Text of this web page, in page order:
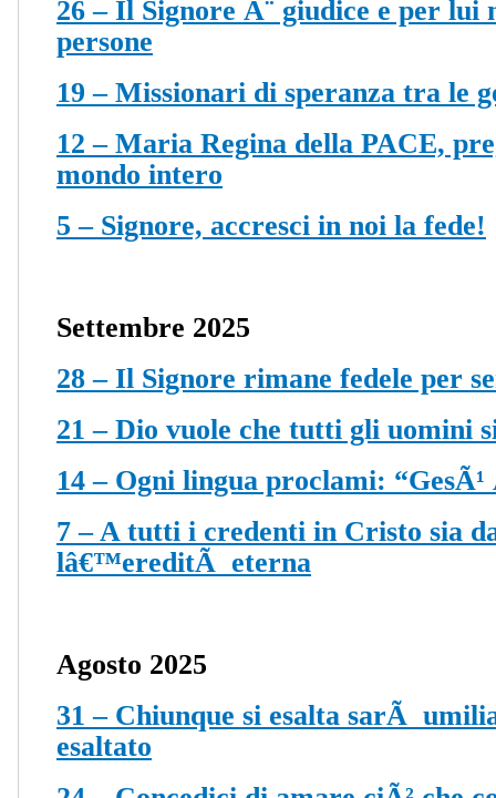
26 – Il Signore Ã¨ giudice e per lui
persone
19 – Missionari di speranza tra le
12 – Maria Regina della PACE,
mondo intero
5 – Signore, accresci in noi la fede!
Settembre 2025
28 – Il Signore rimane fedele per
21 – Dio vuole che tutti gli uomini
14 – Ogni lingua proclami: “GesÃ¹
7 – A tutti i credenti in Cristo sia
lâ€™ereditÃ eterna
Agosto 2025
31 – Chiunque si esalta sarÃ
esaltato